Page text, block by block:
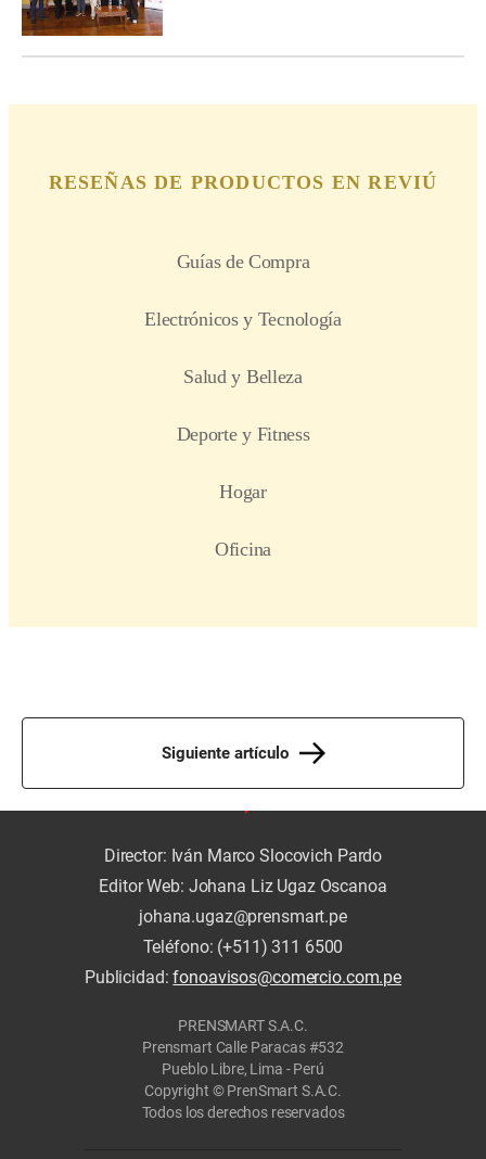
Siguiente artículo
Director: Iván Marco Slocovich Pardo
Editor Web: Johana Liz Ugaz Oscanoa
johana.ugaz@prensmart.pe
Teléfono: (+511) 311 6500
Publicidad:fonoavisos@comercio.com.pe
PRENSMART S.A.C.
Prensmart Calle Paracas #532
Pueblo Libre, Lima - Perú
Copyright © PrenSmart S.A.C.
Todos los derechos reservados